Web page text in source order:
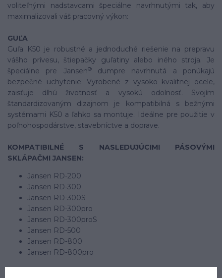
voliteľnými nadstavcami špeciálne navrhnutými tak, aby
maximalizovali váš pracovný výkon:
GUĽA
Guľa K50 je robustné a jednoduché riešenie na prepravu
vášho prívesu, štiepačky guľatiny alebo iného stroja. Je
špeciálne pre Jansen®dumpre navrhnutá a ponúkajú
bezpečné uchytenie. Vyrobené z vysoko kvalitnej ocele,
zaisťuje dlhú životnosť a vysokú odolnosť. Svojím
štandardizovaným dizajnom je kompatibilná s bežnými
systémami K50 a ľahko sa montuje. Ideálne pre použitie v
poľnohospodárstve, stavebníctve a doprave.
KOMPATIBILNÉ S NASLEDUJÚCIMI PÁSOVÝMI
SKLÁPAČMI JANSEN:
Jansen RD-200
Jansen RD-300
Jansen RD-300S
Jansen RD-300pro
Jansen RD-300proS
Jansen RD-500
Jansen RD-800
Jansen RD-800pro